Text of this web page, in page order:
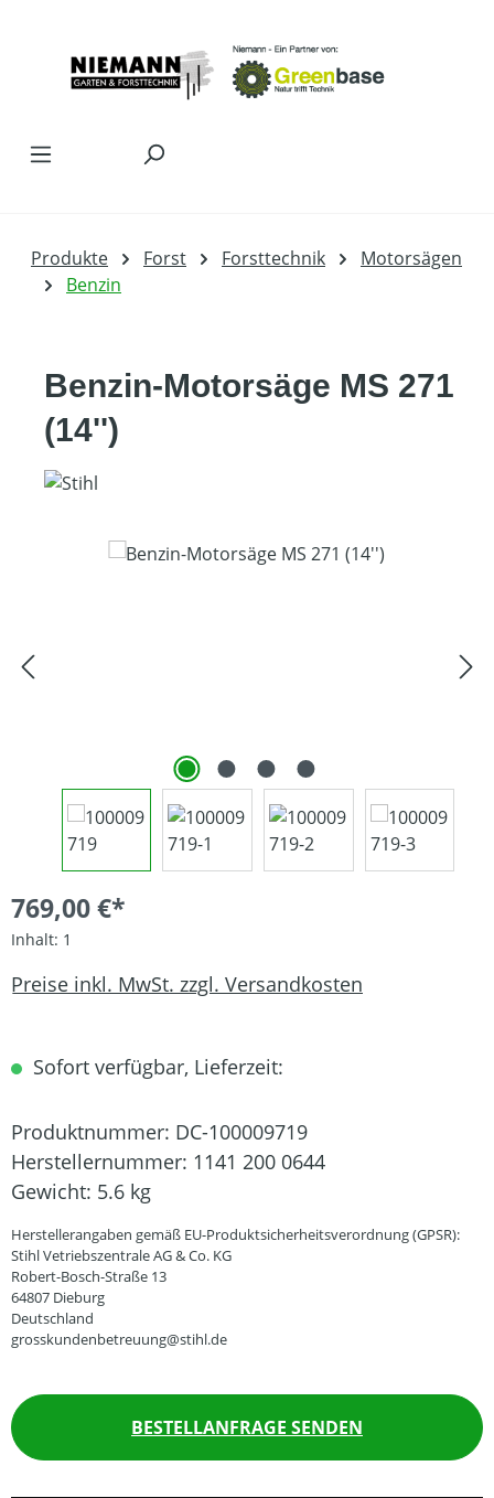
Produkte Forst Forsttechnik
Motorsägen
Benzin
Benzin-Motorsäge MS 271
(14'')
Bildergalerie überspringen
769,00 €*
Inhalt: 1
Preise inkl. MwSt. zzgl. Versandkosten
Sofort verfügbar, Lieferzeit:
Produktnummer: DC-100009719
Herstellernummer: 1141 200 0644
Gewicht: 5.6 kg
Herstellerangaben gemäß EU-Produktsicherheitsverordnung (GPSR):
Stihl Vetriebszentrale AG & Co. KG
Robert-Bosch-Straße 13
64807 Dieburg
Deutschland
grosskundenbetreuung@stihl.de
BESTELLANFRAGE SENDEN